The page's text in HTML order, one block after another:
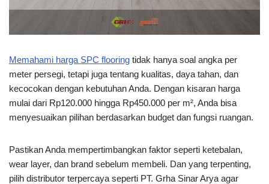
Memahami harga SPC flooring tidak hanya soal angka per
meter persegi, tetapi juga tentang kualitas, daya tahan, dan
kecocokan dengan kebutuhan Anda. Dengan kisaran harga
mulai dari Rp120.000 hingga Rp450.000 per m², Anda bisa
menyesuaikan pilihan berdasarkan budget dan fungsi ruangan.
Pastikan Anda mempertimbangkan faktor seperti ketebalan,
wear layer, dan brand sebelum membeli. Dan yang terpenting,
pilih distributor terpercaya seperti PT. Grha Sinar Arya agar